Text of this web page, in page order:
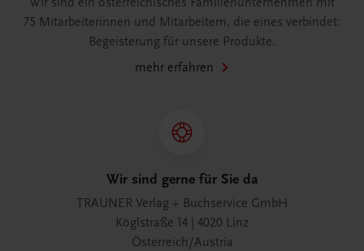
75 Mitarbeiterinnen und Mitarbeitern, die eines verbindet:
Begeisterung für unsere Produkte.
mehr erfahren
Wir sind gerne für Sie da
TRAUNER Verlag + Buchservice GmbH
Köglstraße 14 | 4020 Linz
Österreich/Austria